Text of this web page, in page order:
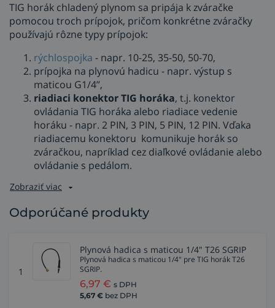
TIG horák chladený plynom sa pripája k zváračke
pomocou troch prípojok, pričom konkrétne zváračky
používajú rôzne typy prípojok:
rýchlospojka - napr. 10-25, 35-50, 50-70,
prípojka na plynovú hadicu - napr. výstup s
maticou G1/4’’,
riadiaci konektor TIG horáka, t.j. konektor
ovládania TIG horáka alebo riadiace vedenie
horáku - napr. 2 PIN, 3 PIN, 5 PIN, 12 PIN. Vďaka
riadiacemu konektoru komunikuje horák so
zváračkou, napríklad cez diaľkové ovládanie alebo
ovládanie s pedálom.
Zobraziť viac
Odporúčané produkty
1
Plynová hadica s maticou 1/4" T26 SGRIP
Plynová hadica s maticou 1/4" pre TIG horák T26
SGRIP.
6,97 € s DPH
5,67 € bez DPH